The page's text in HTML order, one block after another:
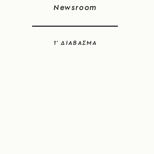
Newsroom
1’ ΔΙΑΒΑΣΜΑ